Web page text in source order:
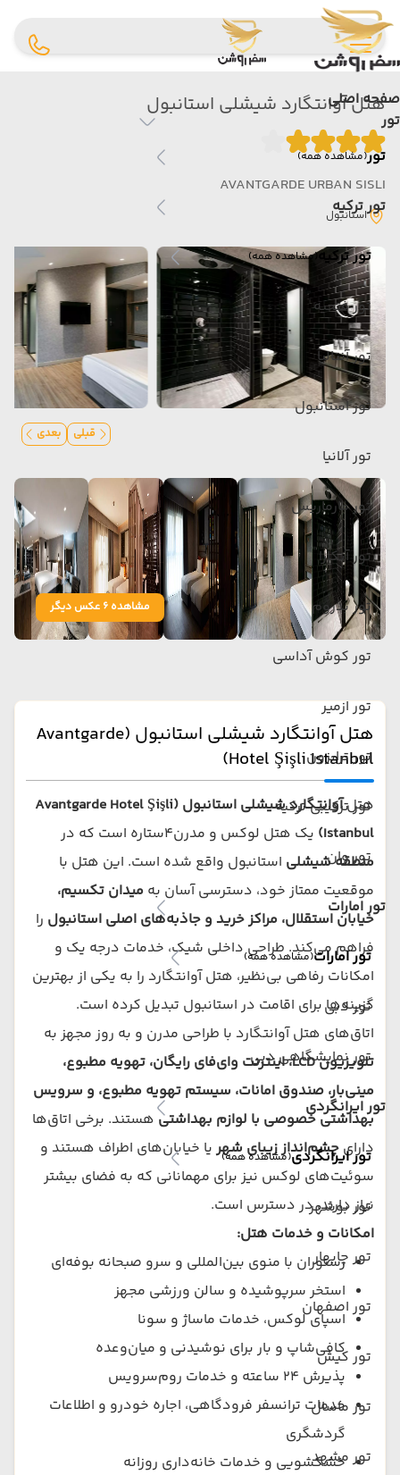
صفحه اصلی
تور
تور(مشاهده همه)
تور ترکیه
تور ترکیه(مشاهده همه)
تور فتحیه
تور آنتالیا
تور استانبول
تور آلانیا
تور مارماریس
تور آنکارا
تور بدروم
تور کوش آداسی
تور ازمیر
تور ترابزون
تور ترکیبی ترکیه
تور وان
تور امارات
تور امارات(مشاهده همه)
تور دبی
تور نمایشگاهی دبی
تور ایرانگردی
تور ایرانگردی(مشاهده همه)
تور بوشهر
تور چابهار
تور اصفهان
تور کیش
تور ماسال
تور مشهد
هتل آوانتگارد شیشلی استانبول
AVANTGARDE URBAN SISLI
استانبول
قبلی بعدی
مشاهده 6 عکس دیگر
هتل آوانتگارد شیشلی استانبول (Avantgarde
Hotel Şişli Istanbul)
هتل
آوانتگارد شیشلی استانبول (Avantgarde Hotel Şişli
Istanbul) یک هتل لوکس و مدرن4ستاره است که در
منطقه شیشلی استانبول واقع شده است. این هتل با
موقعیت ممتاز خود، دسترسی آسان به میدان تکسیم،
خیابان استقلال، مراکز خرید و جاذبه‌های اصلی استانبول را
فراهم می‌کند. طراحی داخلی شیک، خدمات درجه یک و
امکانات رفاهی بی‌نظیر، هتل آوانتگارد را به یکی از بهترین
گزینه‌ها برای اقامت در استانبول تبدیل کرده است.
اتاق‌های هتل آوانتگارد با طراحی مدرن و به روز مجهز به
تلویزیون LCD، اینترنت وای‌فای رایگان، تهویه مطبوع،
مینی‌بار، صندوق امانات، سیستم تهویه مطبوع، و سرویس
بهداشتی خصوصی با لوازم بهداشتی هستند. برخی اتاق‌ها
دارای چشم‌انداز زیبای شهریا خیابان‌های اطراف هستند و
سوئیت‌های لوکس نیز برای مهمانانی که به فضای بیشتر
نیاز دارند، در دسترس است.
امکانات و خدمات هتل:
رستوران با منوی بین‌المللی و سرو صبحانه بوفه‌ای
استخر سرپوشیده و سالن ورزشی مجهز
اسپای لوکس، خدمات ماساژ و سونا
کافی‌شاپ و بار برای نوشیدنی و میان‌وعده
پذیرش ۲۴ ساعته و خدمات روم‌سرویس
خدمات ترانسفر فرودگاهی، اجاره خودرو و اطلاعات
گردشگری
خشکشویی و خدمات خانه‌داری روزانه